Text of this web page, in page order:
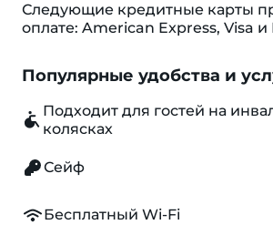
Следующие кредитные карты
оплате: American Express, Visa
Популярные удобства и
Подходит для гостей на
колясках
Сейф
Бесплатный Wi-Fi